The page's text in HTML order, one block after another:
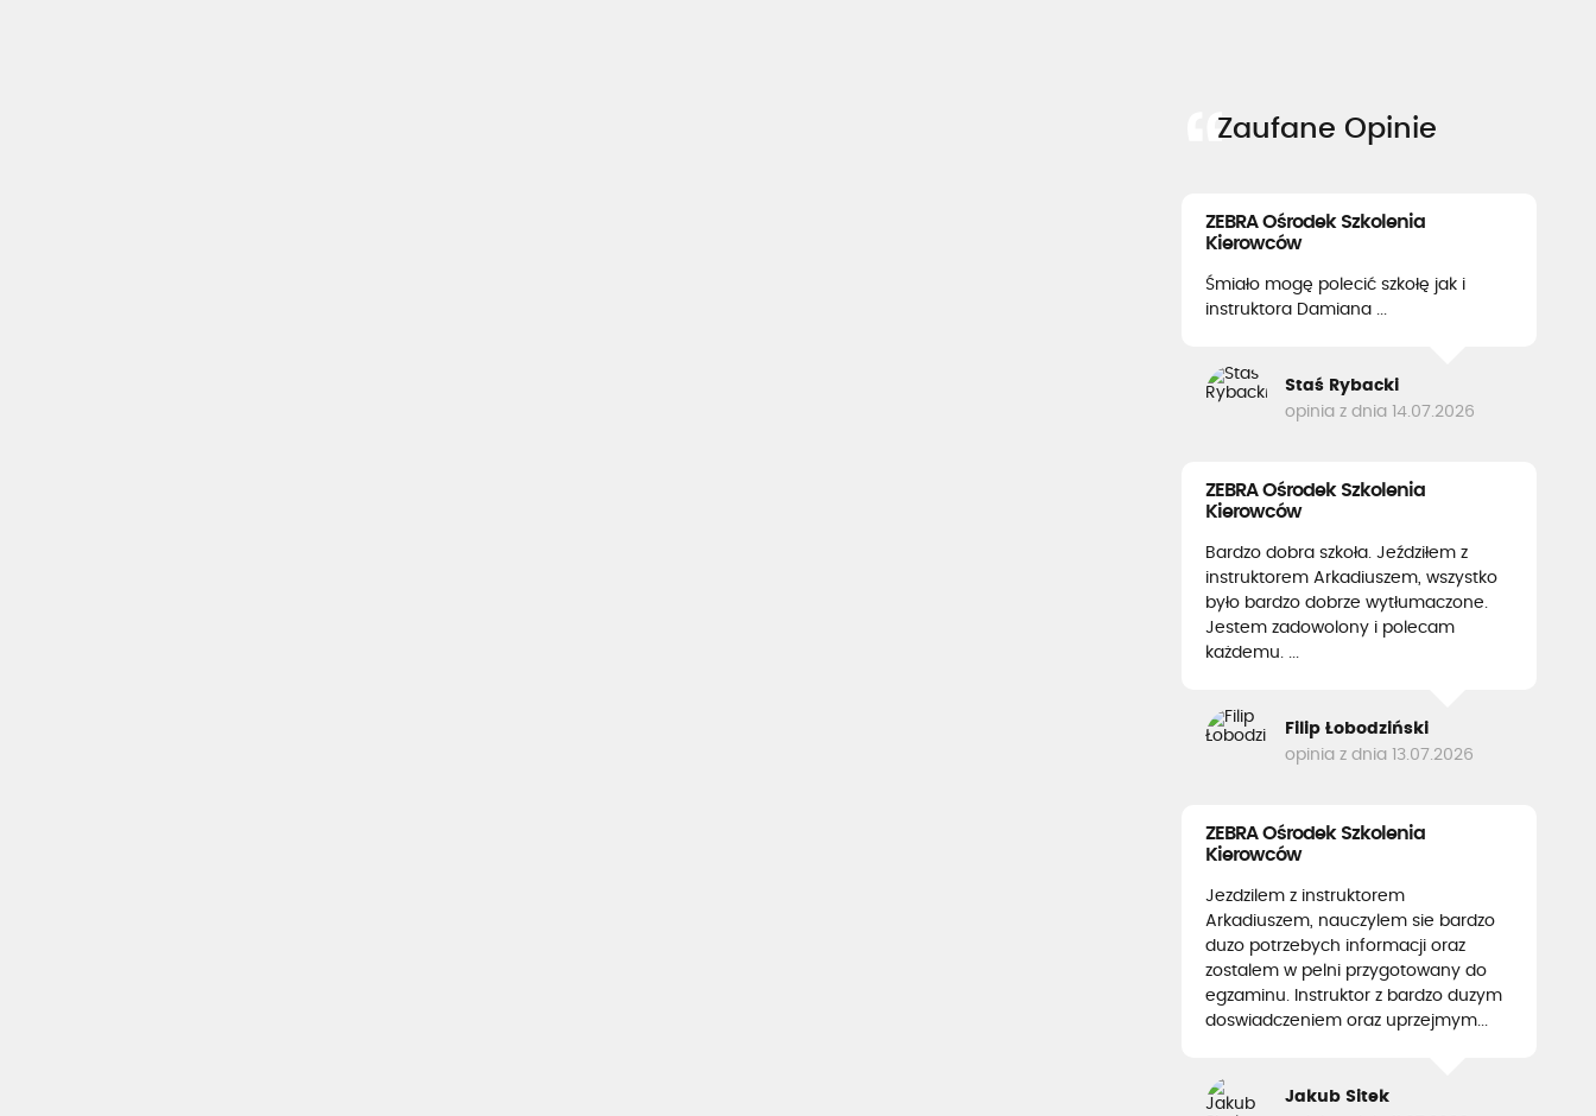
Zaufane Opinie
ZEBRA Ośrodek Szkolenia
Kierowców
Śmiało mogę polecić szkołę jak i
instruktora Damiana ...
Staś Rybacki
opinia z dnia 14.07.2026
ZEBRA Ośrodek Szkolenia
Kierowców
Bardzo dobra szkoła. Jeździłem z
instruktorem Arkadiuszem, wszystko
było bardzo dobrze wytłumaczone.
Jestem zadowolony i polecam
każdemu. ...
Filip Łobodziński
opinia z dnia 13.07.2026
ZEBRA Ośrodek Szkolenia
Kierowców
Jezdzilem z instruktorem
Arkadiuszem, nauczylem sie bardzo
duzo potrzebych informacji oraz
zostalem w pelni przygotowany do
egzaminu. Instruktor z bardzo duzym
doswiadczeniem oraz uprzejmym...
Jakub Sitek